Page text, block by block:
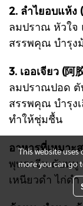
2. ลำไยอบแห้ง
ลมปราณ หัวใจ
สรรพคุณ บำรุง
3. เออเจียว (阿
ลมปราณปอด ตั
สรรพคุณ บำรุง
ทำให้ชุ่มชื้น
อาหารที่เหมาะ
พุทราจีน ตับหมู
เหนียวดำ ไก่ด
This website
more you can go